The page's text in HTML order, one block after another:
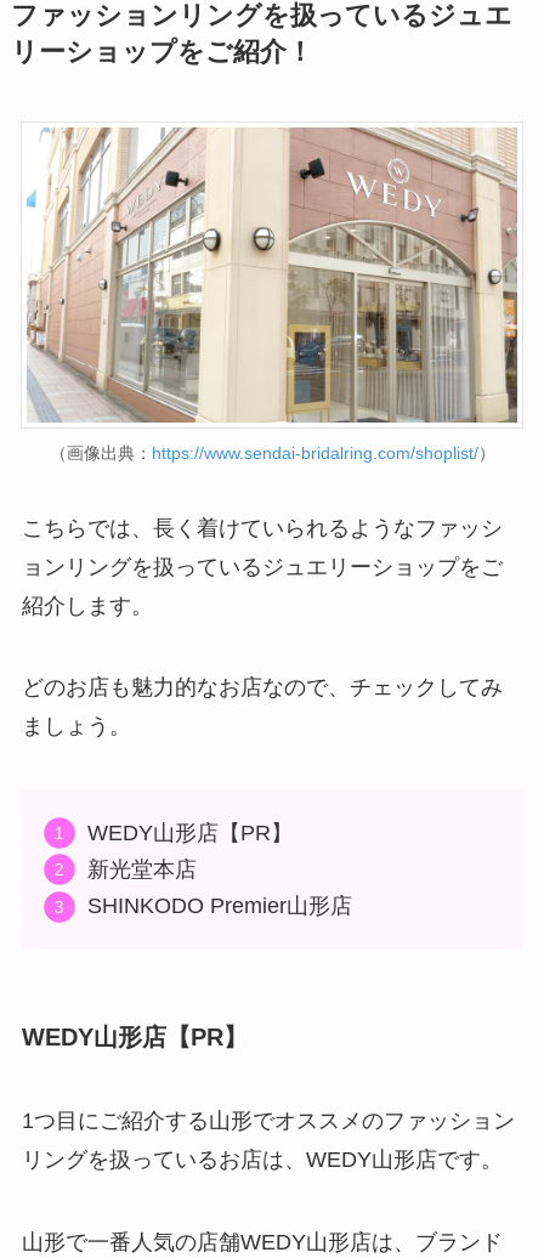
ファッションリングを扱っているジュエ
リーショップをご紹介！
（画像出典： https://www.sendai-bridalring.com/shoplist/）
こちらでは、長く着けていられるようなファッシ
ョンリングを扱っているジュエリーショップをご
紹介します。
どのお店も魅力的なお店なので、チェックしてみ
ましょう。
WEDY山形店【PR】
新光堂本店
SHINKODO Premier山形店
WEDY山形店【PR】
1つ目にご紹介する山形でオススメのファッション
リングを扱っているお店は、WEDY山形店です。
山形で一番人気の店舗WEDY山形店は、ブランド